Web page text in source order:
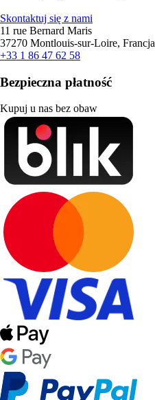
Skontaktuj się z nami
11 rue Bernard Maris
37270 Montlouis-sur-Loire, Francja
+33 1 86 47 62 58
Bezpieczna płatność
Kupuj u nas bez obaw